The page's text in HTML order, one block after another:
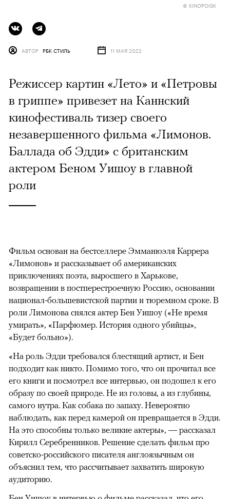
© KINOPOISK
АВТОР РБК СТИЛЬ 11 МАЯ 2022
Режиссер картин «Лето» и «Петровы
в гриппе» привезет на Каннский
кинофестиваль тизер своего
незавершенного фильма «Лимонов.
Баллада об Эдди» с британским
актером Беном Уишоу в главной
роли
Фильм основан на бестселлере Эмманюэля Каррера
«Лимонов» и рассказывает об американских
приключениях поэта, выросшего в Харькове,
возвращении в постперестроечную Россию, основании
национал-большевистской партии и тюремном сроке. В
роли Лимонова снялся актер Бен Уишоу («Не время
умирать», «Парфюмер. История одного убийцы»,
«Будет больно»).
«На роль Эдди требовался блестящий артист, и Бен
подходит как никто. Помимо того, что он прочитал все
его книги и посмотрел все интервью, он подошел к его
образу по своей природе. Не из головы, а из глубины,
самого нутра. Как собака по запаху. Невероятно
наблюдать, как перед камерой он превращается в Эдди.
На это способны только великие актеры», — рассказал
Кирилл Серебренников. Решение сделать фильм про
советско-российского писателя англоязычным он
объяснил тем, что рассчитывает захватить широкую
аудиторию.